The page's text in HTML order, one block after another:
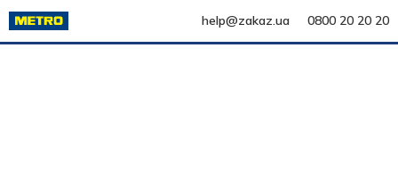
help@zakaz.ua 0800 20 20 20